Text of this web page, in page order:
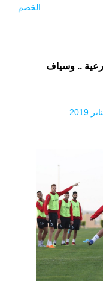
الخصم
.. وسياف